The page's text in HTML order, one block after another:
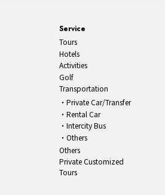
Service
Tours
Hotels
Activities
Golf
Transportation
Private Car/Transfer
Rental Car
Intercity Bus
Others
Others
Private Customized
Tours